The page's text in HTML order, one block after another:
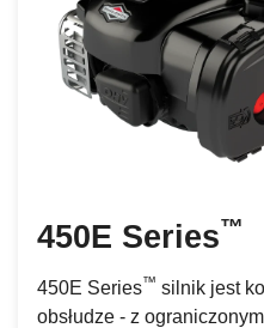
450E Series™
450E Series™ silnik jest
obsłudze - z